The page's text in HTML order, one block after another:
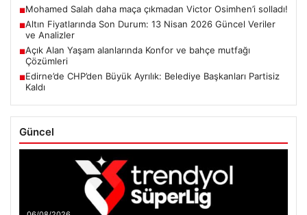
■Mohamed Salah daha maça çıkmadan Victor Osimhen’i solladı!
■Altın Fiyatlarında Son Durum: 13 Nisan 2026 Güncel Veriler
ve Analizler
■Açık Alan Yaşam alanlarında Konfor ve bahçe mutfağı
Çözümleri
■Edirne’de CHP’den Büyük Ayrılık: Belediye Başkanları Partisiz
Kaldı
Güncel